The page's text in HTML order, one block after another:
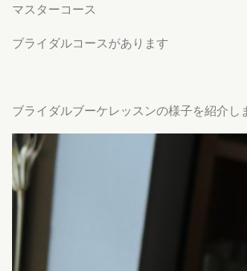
マスターコース
ブライダルコースがあります
ブライダルブーケレッスンの様子を紹介し